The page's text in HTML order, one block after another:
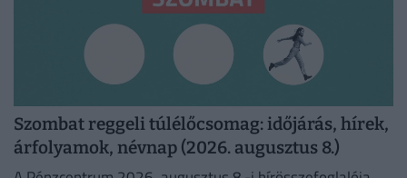
Szombat reggeli túlélőcsomag: időjárás, hírek,
árfolyamok, névnap (2026. augusztus 8.)